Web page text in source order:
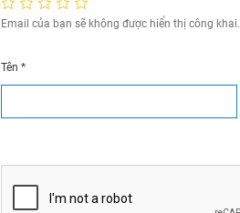
Email của bạn sẽ không được hiển thị công khai.
Tên*